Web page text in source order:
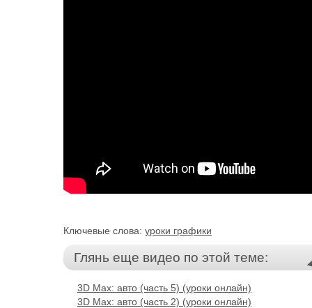
Ключевые слова: уроки графики
Глянь еще видео по этой теме:
3D Max: авто (часть 5) (уроки онлайн)
3D Max: авто (часть 2) (уроки онлайн)